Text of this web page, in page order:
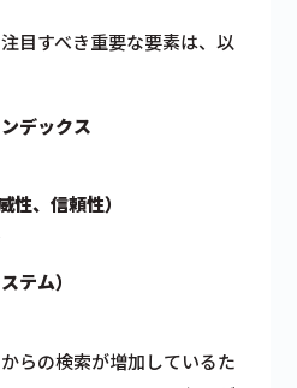
目すべき重要な要素は、以
デックス
性、信頼性）
テム）
らの検索が増加しているた